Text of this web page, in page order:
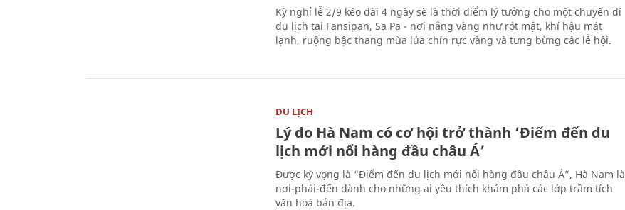
Kỳ nghỉ lễ 2/9 kéo dài 4 ngày sẽ là thời điểm lý tưởng cho một chuyến đi
du lịch tại Fansipan, Sa Pa - nơi nắng vàng như rót mật, khí hậu mát
lạnh, ruộng bậc thang mùa lúa chín rực vàng và tưng bừng các lễ hội.
DU LỊCH
Lý do Hà Nam có cơ hội trở thành ‘Điểm đến du
lịch mới nổi hàng đầu châu Á’
Được kỳ vọng là “Điểm đến du lịch mới nổi hàng đầu châu Á”, Hà Nam là
nơi-phải-đến dành cho những ai yêu thích khám phá các lớp trầm tích
văn hoá bản địa.